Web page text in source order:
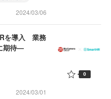
2024/03/06
を導入 業務
期待—
2024/03/01
0